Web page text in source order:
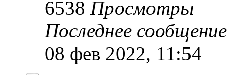
6538 Просмотры
Последнее
08 фев 2022, 11:54